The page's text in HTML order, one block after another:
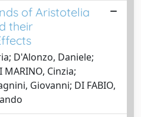
of Aristotelia
their
D'Alonzo, Daniele;
Cinzia;
Giovanni; DI FABIO,